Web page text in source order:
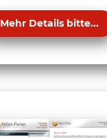
Mehr Details bitte...